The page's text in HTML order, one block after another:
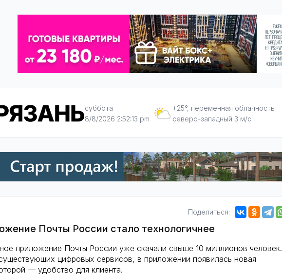
суббота
8/8/2026 2:52:14 pm
+25°, переменная облачность
северо-западный 3 м/с
Поделиться:
Почты России стало технологичнее
приложение Почты России уже скачали свыше 10 миллионов человек.
цифровых сервисов, в приложении появилась новая
— удобство для клиента.